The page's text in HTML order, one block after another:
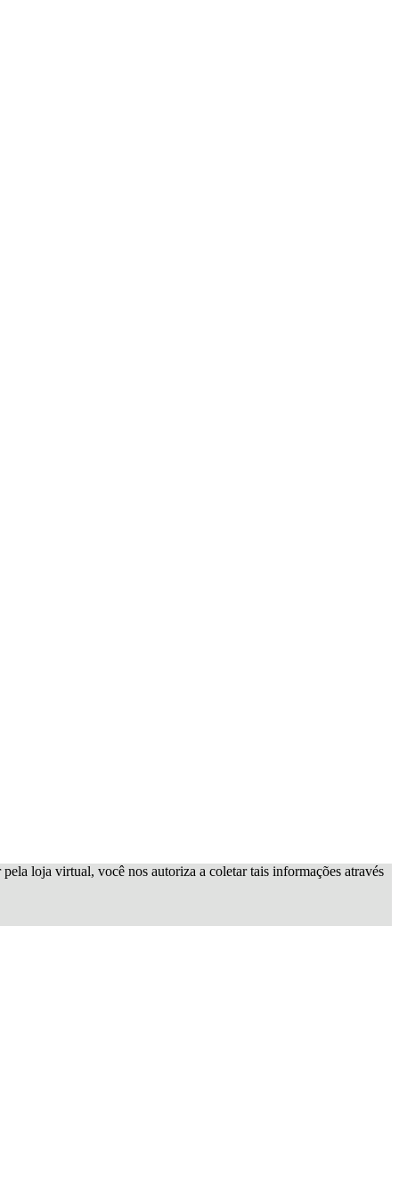
loja virtual, você nos autoriza a coletar tais informações através